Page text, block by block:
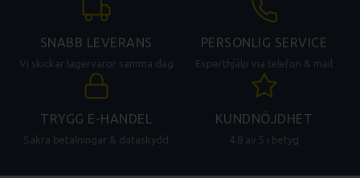
SNABB LEVERANS
Vi skickar lagervaror samma dag
PERSONLIG SERVICE
Experthjälp via telefon & mail
TRYGG E-HANDEL
Säkra betalningar & dataskydd
KUNDNÖJDHET
4.8 av 5 i betyg